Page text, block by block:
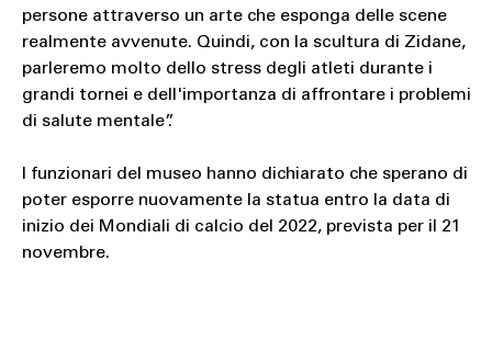
persone attraverso un arte che esponga delle scene
realmente avvenute. Quindi, con la scultura di Zidane,
parleremo molto dello stress degli atleti durante i
grandi tornei e dell'importanza di affrontare i problemi
di salute mentale”.
I funzionari del museo hanno dichiarato che sperano di
poter esporre nuovamente la statua entro la data di
inizio dei Mondiali di calcio del 2022, prevista per il 21
novembre.